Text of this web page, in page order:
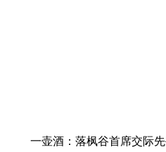
一壶酒：落枫谷首席交际先